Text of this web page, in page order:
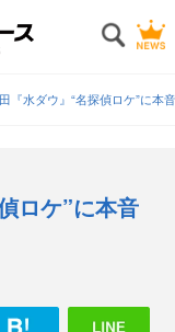
『水ダウ』“名探偵ロケ”に本
ロケ”に本音